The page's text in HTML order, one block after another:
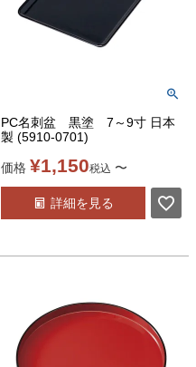
PC名刺盆 黒塗 7～9寸 日本
製 (5910-0701)
価格 ¥1,150税込 〜
詳細を見る